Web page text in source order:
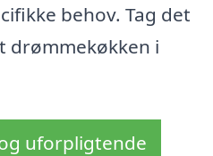
behov. Tag det
drømmekøkken i
uforpligtende